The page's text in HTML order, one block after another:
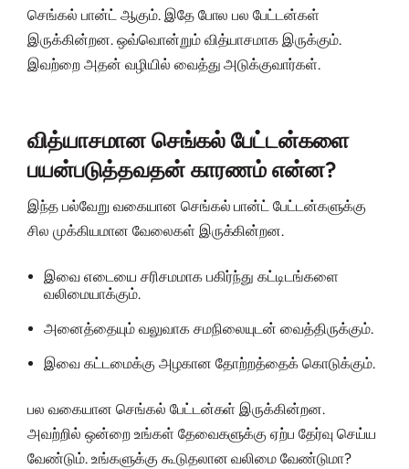
செங்கல் பான்ட் ஆகும். இதே போல பல பேட்டன்கள்
இருக்கின்றன. ஒவ்வொன்றும் வித்யாசமாக இருக்கும்.
இவற்றை அதன் வழியில் வைத்து அடுக்குவார்கள்.
வித்யாசமான செங்கல் பேட்டன்களை
பயன்படுத்தவதன் காரணம் என்ன?
இந்த பல்வேறு வகையான செங்கல் பான்ட் பேட்டன்களுக்கு
சில முக்கியமான வேலைகள் இருக்கின்றன.
இவை எடையை சரிசமமாக பகிர்ந்து கட்டிடங்களை
வலிமையாக்கும்.
அனைத்தையும் வலுவாக சமநிலையுடன் வைத்திருக்கும்.
இவை கட்டமைக்கு அழகான தோற்றத்தைக் கொடுக்கும்.
பல வகையான செங்கல் பேட்டன்கள் இருக்கின்றன.
அவற்றில் ஒன்றை உங்கள் தேவைகளுக்கு ஏற்ப தேர்வு செய்ய
வேண்டும். உங்களுக்கு கூடுதலான வலிமை வேண்டுமா?